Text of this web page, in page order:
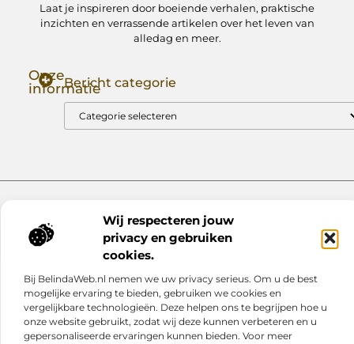
Wij respecteren jouw
privacy en gebruiken
cookies.
Bij BelindaWeb.nl nemen we uw privacy serieus. Om u de best
mogelijke ervaring te bieden, gebruiken we cookies en
vergelijkbare technologieën. Deze helpen ons te begrijpen hoe u
onze website gebruikt, zodat wij deze kunnen verbeteren en u
gepersonaliseerde ervaringen kunnen bieden. Voor meer
Laat je inspireren door boeiende verhalen, praktische
inzichten en verrassende artikelen over het leven van
alledag en meer.
Onze
informatieBericht categorie
@2025 www.nextmagazine.nl. All Right Reserved.